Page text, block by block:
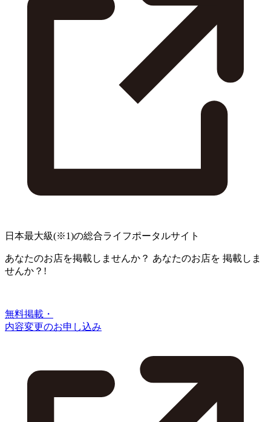
日本最大級(※1)の総合ライフポータルサイト
あなたのお店を掲載しませんか？ あなたのお店を 掲載しま
せんか？!
無料掲載・
内容変更のお申し込み